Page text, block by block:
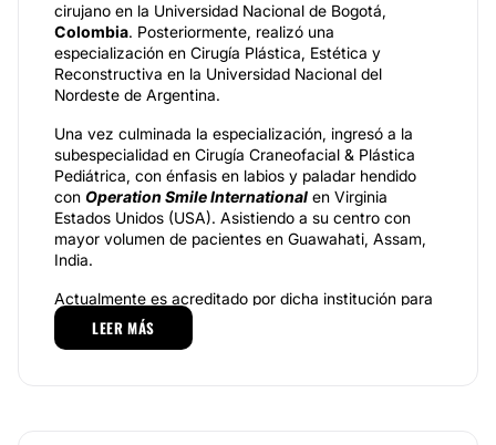
cirujano en la Universidad Nacional de Bogotá,
Colombia. Posteriormente, realizó una
especialización en Cirugía Plástica, Estética y
Reconstructiva en la Universidad Nacional del
Nordeste de Argentina.
Una vez culminada la especialización, ingresó a la
subespecialidad en Cirugía Craneofacial & Plástica
Pediátrica, con énfasis en labios y paladar hendido
con Operation Smile International en Virginia
Estados Unidos (USA). Asistiendo a su centro con
mayor volumen de pacientes en Guawahati, Assam,
India.
Actualmente es acreditado por dicha institución para
realizar este tipo de cirugías a nivel Internacional.
Realizó la subespecialidad en Microcirugía para
LEER MÁS